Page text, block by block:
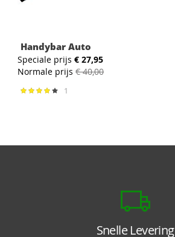
Handybar Auto
Speciale prijs € 27,95
Normale prijs € 40,00
Waardering:1
Snelle Levering